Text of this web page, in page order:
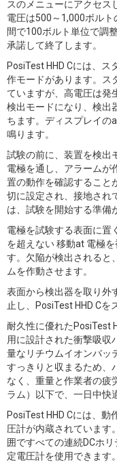
スのメニューにアクセス
電圧は500～1,000ボル
間で100ボルト単位で調
承諾して終了します。
PosiTest HHD Cには、
作モードがあります。ス
ていますが、高電圧は発
検出モードになり、検出
ちます。ディスプレイの
鳴ります。
試験の前に、装置を検出
電極を通し、アラームが
置の動作を確認すること
切に設定され、接地され
は、試験を開始する準備
電極を試験する表面に置
を超えない 移動at 電極
す。欠陥が検出されると
ムを作動させます。
表面から検出器を取り外
止し、PosiTest HHD Cを
耐久性に優れたPosiTest
用に設計された衝撃吸収
量なリチウムイオンバッ
すっきりと収まるため、
なく、重量と作業者の疲
ラム）以下で、一日中快
PosiTest HHD Cには、
圧計が内蔵されています
囲ですべての連続DCホ
定電圧計を使用できます